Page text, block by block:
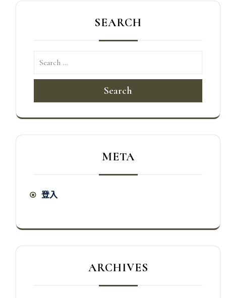
SEARCH
Search
META
登入
ARCHIVES